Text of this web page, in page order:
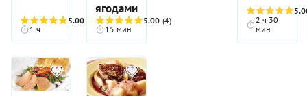
5.00
(3)
1 ч
ягодами
5.00 (4)
15 мин
2 ч 30
мин